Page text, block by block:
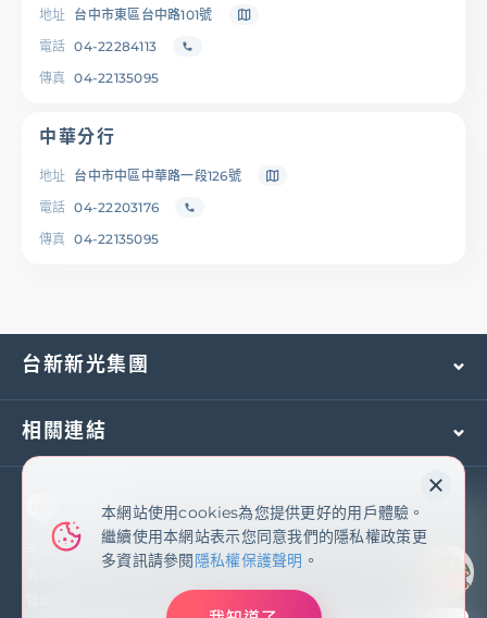
服務據點 線上服務
地址 台中市東區台中路101號
電話 04-22284113
傳真 04-22135095
中華分行
地址 台中市中區中華路一段126號
電話 04-22203176
傳真 04-22135095
台新新光集團
相關連結
手機及國外客服專線：(02)2171-1055
本網站使用cookies為您提供更好的用戶體驗。
繼續使用本網站表示您同意我們的隱私權政策更
多資訊請參閱隱私權保護聲明 。
繼續使用本網站表示您同意我們的隱私權政策更
多資訊請參閱隱私權保護聲明